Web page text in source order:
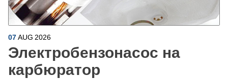
07AUG 2026
Электробензонасос на
карбюратор